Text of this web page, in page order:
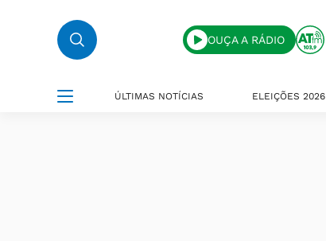
OUÇA A RÁDIO
ÚLTIMAS NOTÍCIAS ELEIÇÕES 2026